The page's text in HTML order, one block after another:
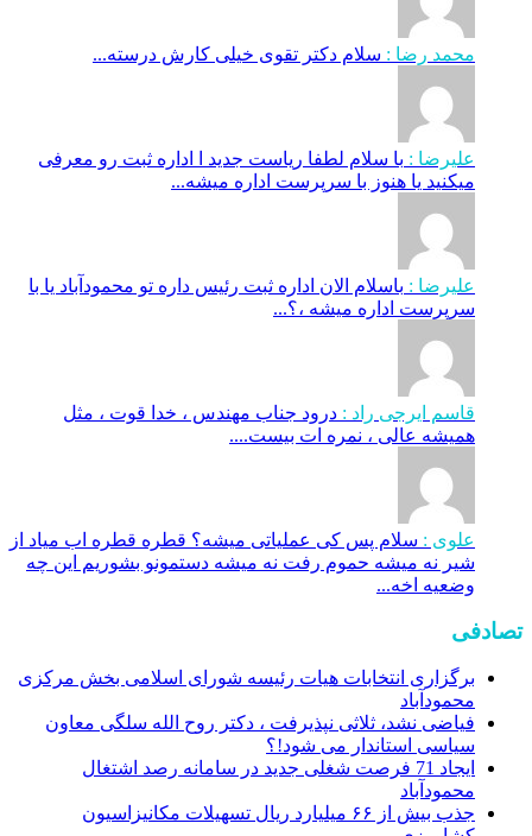
محمد رضا : سلام دکتر تقوی خیلی کارش درسته...
علیرضا : با سلام لطفا ریاست جدید ا اداره ثبت‌ رو معرفی
میکنید یا هنوز با سرپرست اداره‌ میشه...
علیرضا : باسلام الان اداره ثبت رئیس داره تو محمودآباد یا با
سرپرست اداره میشه ،؟...
قاسم ایرجی راد : درود جناب مهندس ، خدا قوت ، مثل
همیشه عالی ، نمره ات بیست....
علوی : سلام پس کی عملیاتی میشه؟ قطره قطره اب میاد از
شیر نه میشه حموم رفت نه میشه دستمونو بشوریم این چه
وضعیه اخه...
تصادفی
برگزاری انتخابات هیات رئیسه شورای اسلامی بخش مرکزی
محمودآباد
فیاضی نشد، ثلاثی نپذیرفت ، دکتر روح الله سلگی معاون
سیاسی استاندار می شود!؟
ایجاد 71 فرصت شغلی جدید در سامانه رصد اشتغال
محمودآباد
جذب بیش از ۶۶ میلیارد ریال تسهیلات مکانیزاسیون